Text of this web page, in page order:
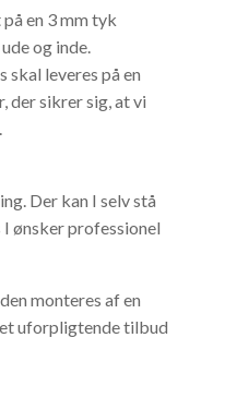
en 3 mm tyk
og inde.
skal leveres på en
der sikrer sig, at vi
Der kan I selv stå
ønsker professionel
monteres af en
uforpligtende tilbud